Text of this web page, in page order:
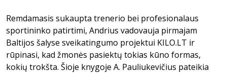
Remdamasis sukaupta trenerio bei profesionalaus
sportininko patirtimi, Andrius vadovauja pirmajam
Baltijos šalyse sveikatingumo projektui KILO.LT ir
rūpinasi, kad žmonės pasiektų tokias kūno formas,
kokių trokšta. Šioje knygoje A. Pauliukevičius pateikia